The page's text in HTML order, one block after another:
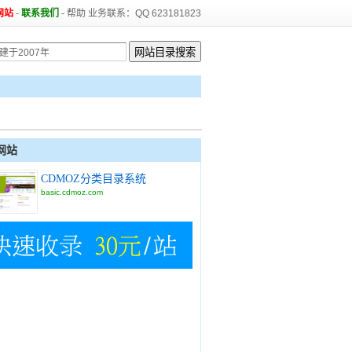
站 - 联系我们 - 帮助 业务联系：QQ 623181823
站
CDMOZ分类目录系统
basic.cdmoz.com